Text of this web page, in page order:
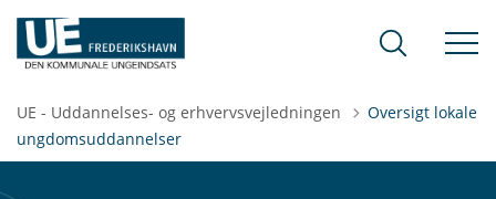
UE - Uddannelses- og erhvervsvejledningen
Oversigt lokale
ungdomsuddannelser